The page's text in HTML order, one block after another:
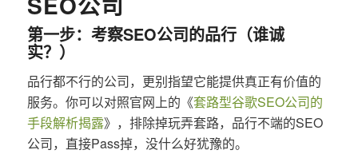
第一步：考察SEO公司的品行（谁诚
实？）
品行都不行的公司，更别指望它能提供真正有价值的
服务。你可以对照官网上的《套路型谷歌SEO公司的
手段解析揭露》，排除掉玩弄套路，品行不端的SEO
公司，直接Pass掉，没什么好犹豫的。